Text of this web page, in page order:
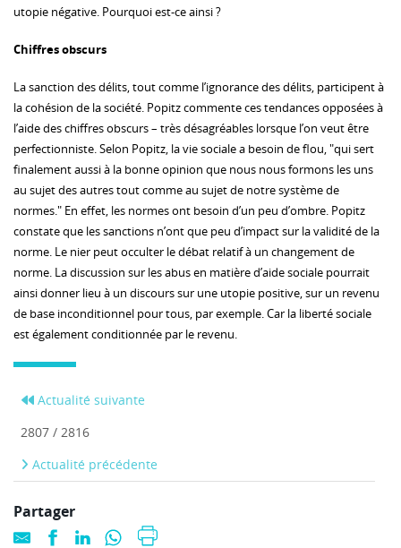
utopie négative. Pourquoi est-ce ainsi ?
Chiffres obscurs
La sanction des délits, tout comme l’ignorance des délits, participent à
la cohésion de la société. Popitz commente ces tendances opposées à
l’aide des chiffres obscurs – très désagréables lorsque l’on veut être
perfectionniste. Selon Popitz, la vie sociale a besoin de flou, "qui sert
finalement aussi à la bonne opinion que nous nous formons les uns
au sujet des autres tout comme au sujet de notre système de
normes." En effet, les normes ont besoin d’un peu d’ombre. Popitz
constate que les sanctions n’ont que peu d’impact sur la validité de la
norme. Le nier peut occulter le débat relatif à un changement de
norme. La discussion sur les abus en matière d’aide sociale pourrait
ainsi donner lieu à un discours sur une utopie positive, sur un revenu
de base inconditionnel pour tous, par exemple. Car la liberté sociale
est également conditionnée par le revenu.
Actualité suivante
2807 / 2816
Actualité précédente
Partager